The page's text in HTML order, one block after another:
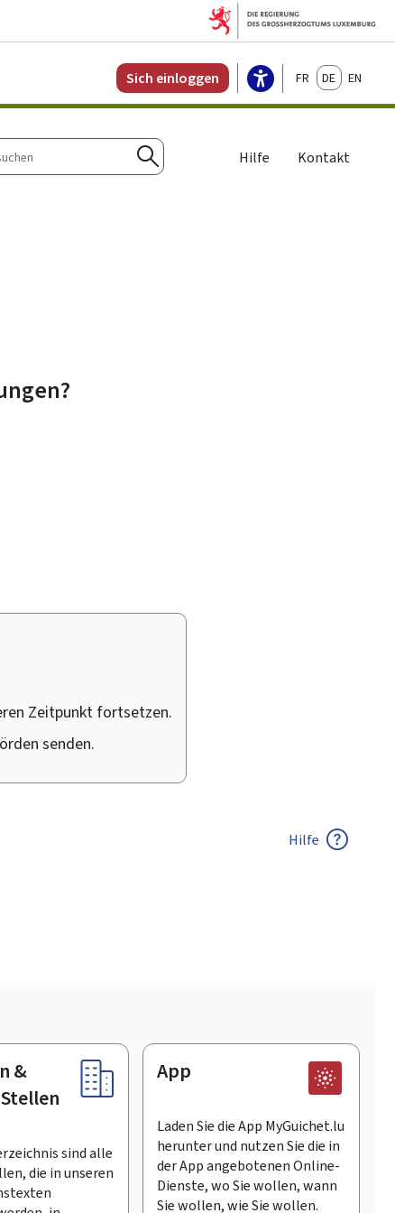
Sich einloggen FrançaisDeutschEnglish
Suchen
Hilfe Kontakt
Zeitpunkt fortsetzen.
senden.
Hilfe
&
sind alle
die in unseren
App
Laden Sie die App MyGuichet.lu
herunter und nutzen Sie die in
der App angebotenen Online-
Dienste, wo Sie wollen, wann
Sie wollen, wie Sie wollen.